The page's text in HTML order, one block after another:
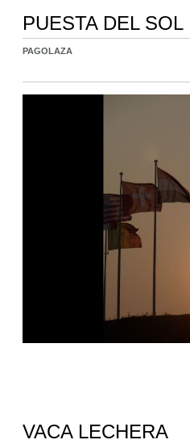
PUESTA DEL SOL
PAGOLAZA
VACA LECHERA